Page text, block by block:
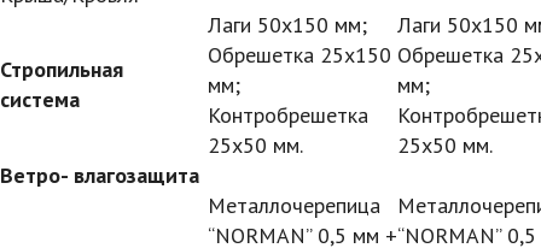
Стропильная
система
Лаги 50х150 мм;
Обрешетка 25х150
мм;
Контробрешетка
25х50 мм.
Лаги 50х150
Обрешетка
мм;
25х50 мм.
Ветро- влагозащита
Металлочерепица
“NORMAN” 0,5 мм +“NORMAN”